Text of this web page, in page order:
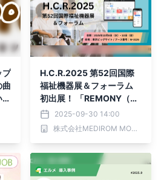
プ
曲
H.C.R.2025 第52回国際
福祉機器展＆フォーラム
初出展！ 「REMONY（リ
モニー）」が実現する24
時間365日の安全・安心の
見守り
2025-09-30 14:00
株式会社MEDIROM MOTHER Labs